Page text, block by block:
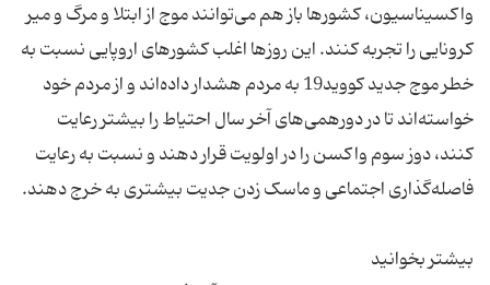
واکسیناسیون، کشورها باز هم می‌توانند موج از ابتلا و مرگ و میر
کرونایی را تجربه کنند. این روزها اغلب کشورهای اروپایی نسبت به
خطر موج جدید کووید19 به مردم هشدار داده‌اند و از مردم خود
خواسته‌اند تا در دورهمی‌های آخر سال احتیاط را بیشتر رعایت
کنند، دوز سوم واکسن را در اولویت قرار دهند و نسبت به رعایت